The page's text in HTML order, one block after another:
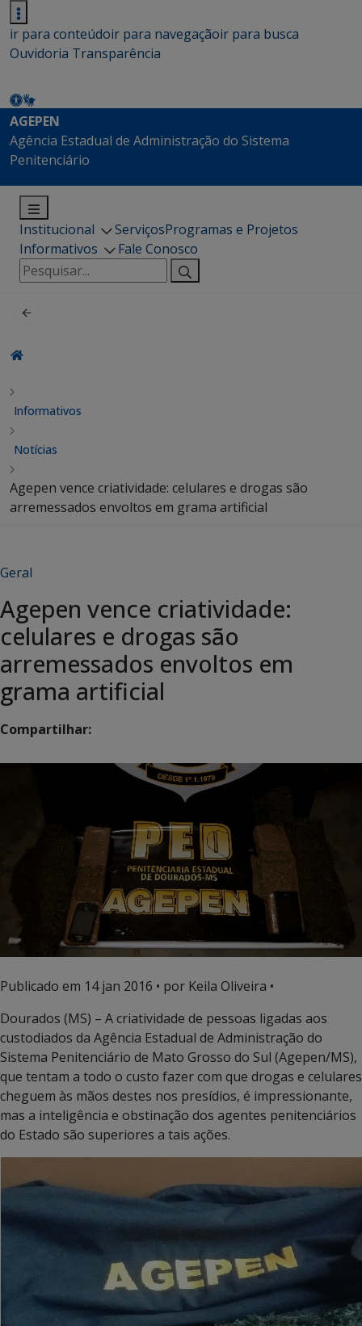
ir para conteúdoir para navegaçãoir para busca
Ouvidoria Transparência
AGEPEN
Agência Estadual de Administração do Sistema
Penitenciário
Institucional ServiçosProgramas e Projetos
Informativos
Fale Conosco
Pesquisar
por:
Informativos
Notícias
Agepen vence criatividade: celulares e drogas são
arremessados envoltos em grama artificial
Geral
Agepen vence criatividade:
celulares e drogas são
arremessados envoltos em
grama artificial
Compartilhar:
Publicado em 14 jan 2016 • por Keila Oliveira •
Dourados (MS) – A criatividade de pessoas ligadas aos
custodiados da Agência Estadual de Administração do
Sistema Penitenciário de Mato Grosso do Sul (Agepen/MS),
que tentam a todo o custo fazer com que drogas e celulares
cheguem às mãos destes nos presídios, é impressionante,
mas a inteligência e obstinação dos agentes penitenciários
do Estado são superiores a tais ações.